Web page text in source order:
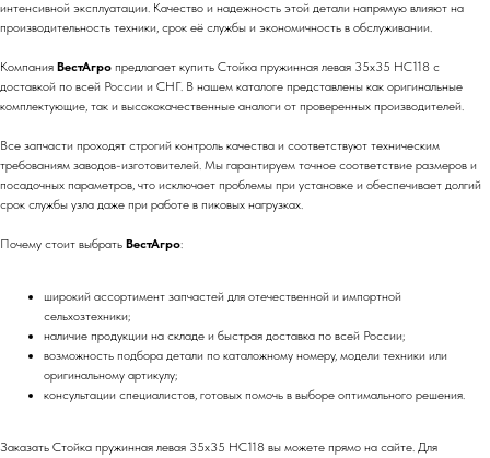
интенсивной эксплуатации. Качество и надежность этой детали напрямую влияют на
производительность техники, срок её службы и экономичность в обслуживании.
Компания ВестАгро предлагает купить Стойка пружинная левая 35х35 HC118 с
доставкой по всей России и СНГ. В нашем каталоге представлены как оригинальные
комплектующие, так и высококачественные аналоги от проверенных производителей.
Все запчасти проходят строгий контроль качества и соответствуют техническим
требованиям заводов-изготовителей. Мы гарантируем точное соответствие размеров и
посадочных параметров, что исключает проблемы при установке и обеспечивает долгий
срок службы узла даже при работе в пиковых нагрузках.
Почему стоит выбрать ВестАгро:
широкий ассортимент запчастей для отечественной и импортной
сельхозтехники;
наличие продукции на складе и быстрая доставка по всей России;
возможность подбора детали по каталожному номеру, модели техники или
оригинальному артикулу;
консультации специалистов, готовых помочь в выборе оптимального решения.
Заказать Стойка пружинная левая 35х35 HC118 вы можете прямо на сайте. Для